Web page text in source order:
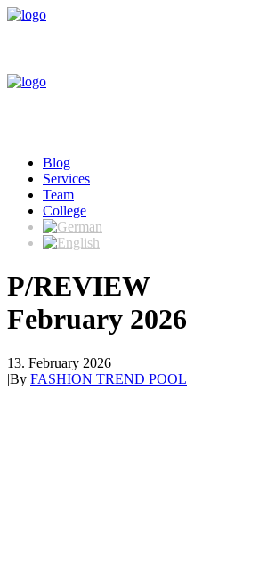
Blog
Services
Team
College
P/REVIEW
February 2026
13. February 2026
|By FASHION TREND POOL